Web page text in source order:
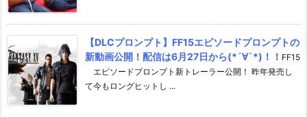
【DLCプロンプト】FF15エピソードプロンプトの
新動画公開！配信は6月27日から(*´∀`*)！！ FF15
エピソードプロンプト新トレーラー公開！ 昨年発売し
て今もロングヒットし ...